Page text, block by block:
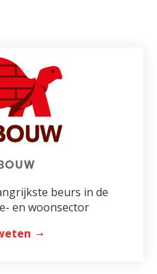
beurs in de
en woonsector